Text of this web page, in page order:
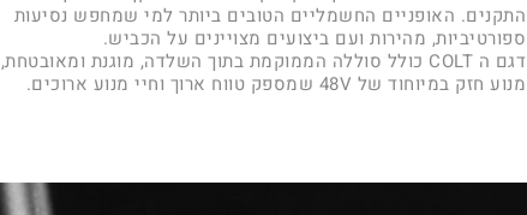
התקנים. האופניים החשמליים הטובים ביותר למי שמחפש נסיעות
ספורטיביות, מהירות ועם ביצועים מצויינים על הכביש.
דגם ה COLT כולל סוללה הממוקמת בתוך השלדה, מוגנת ומאובטחת,
מנוע חזק במיוחוד של 48V שמספק טווח ארוך וחיי מנוע ארוכים.